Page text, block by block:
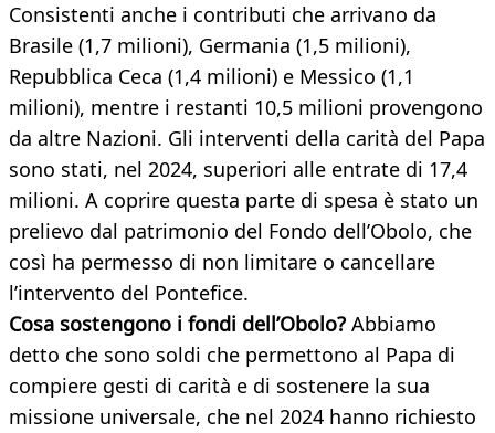
Consistenti anche i contributi che arrivano da
Brasile (1,7 milioni), Germania (1,5 milioni),
Repubblica Ceca (1,4 milioni) e Messico (1,1
milioni), mentre i restanti 10,5 milioni provengono
da altre Nazioni. Gli interventi della carità del Papa
sono stati, nel 2024, superiori alle entrate di 17,4
milioni. A coprire questa parte di spesa è stato un
prelievo dal patrimonio del Fondo dell’Obolo, che
così ha permesso di non limitare o cancellare
l’intervento del Pontefice.
Cosa sostengono i fondi dell’Obolo? Abbiamo
detto che sono soldi che permettono al Papa di
compiere gesti di carità e di sostenere la sua
missione universale, che nel 2024 hanno richiesto